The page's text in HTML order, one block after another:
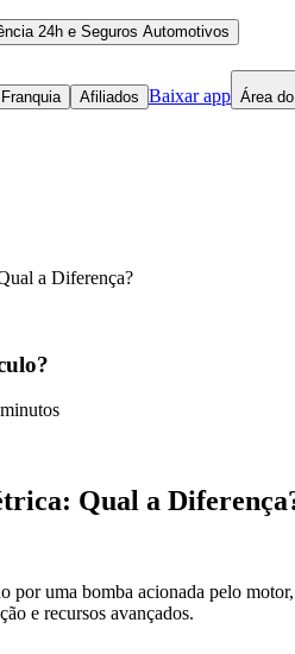
Franquia Afiliados Baixar app Área
a Diferença?
Qual a
por uma bomba acionada pelo
e recursos avançados.